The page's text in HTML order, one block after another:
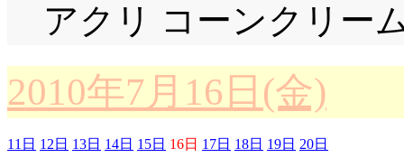
アクリ コーンクリー
2010年7月16日(金)
11日 12日 13日 14日 15日 16日 17日 18日 19日 20日